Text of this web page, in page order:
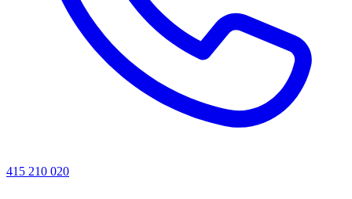
415 210 020